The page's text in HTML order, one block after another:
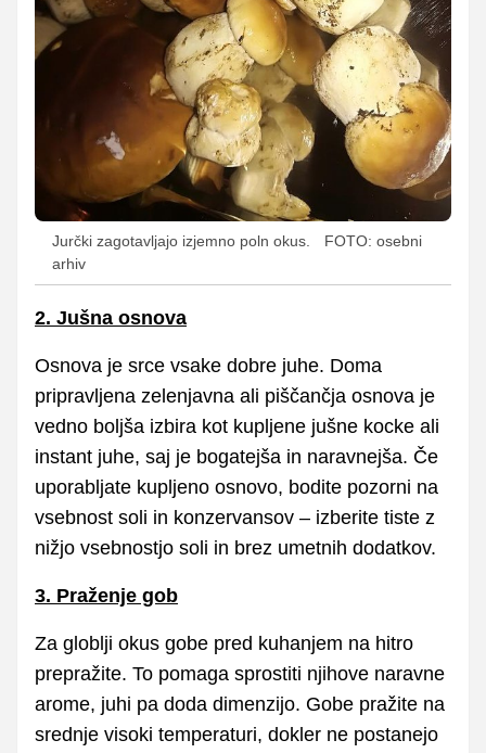
Jurčki zagotavljajo izjemno poln okus.
FOTO: osebni
arhiv
2. Jušna osnova
Osnova je srce vsake dobre juhe. Doma
pripravljena zelenjavna ali piščančja osnova je
vedno boljša izbira kot kupljene jušne kocke ali
instant juhe, saj je bogatejša in naravnejša. Če
uporabljate kupljeno osnovo, bodite pozorni na
vsebnost soli in konzervansov – izberite tiste z
nižjo vsebnostjo soli in brez umetnih dodatkov.
3. Praženje gob
Za globlji okus gobe pred kuhanjem na hitro
prepražite. To pomaga sprostiti njihove naravne
arome, juhi pa doda dimenzijo. Gobe pražite na
srednje visoki temperaturi, dokler ne postanejo